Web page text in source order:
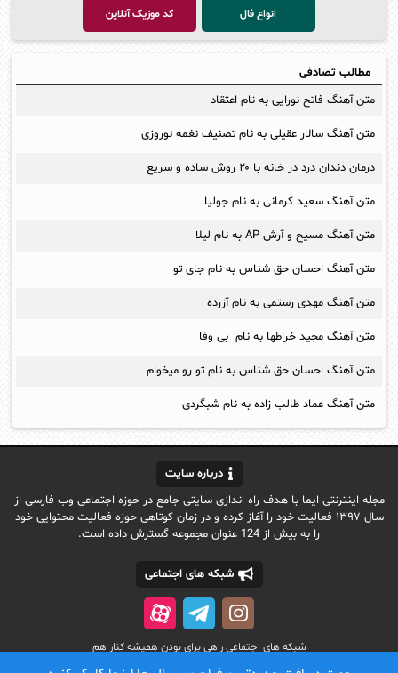
انواع فال کد موزیک آنلاین
مطالب تصادفی
متن آهنگ فاتح نورایی به نام اعتقاد
متن آهنگ سالار عقیلی به نام تصنیف نغمه نوروزی
درمان دندان درد در خانه با ۲۰ روش ساده و سریع
متن آهنگ سعید کرمانی به نام جولیا
متن آهنگ مسیح و آرش AP به نام لیلا
متن آهنگ احسان حق شناس به نام جای تو
متن آهنگ مهدی رستمی به نام آزرده
متن آهنگ مجید خراطها به نام بی وفا
متن آهنگ احسان حق شناس به نام تو رو میخوام
متن آهنگ عماد طالب زاده به نام شبگردی
درباره سایت
مجله اینترنتی ایما با هدف راه اندازی سایتی جامع در حوزه اجتماعی وب فارسی از
سال ۱۳۹۷ فعالیت خود را آغاز کرده و در زمان کوتاهی حوزه فعالیت محتوایی خود
را به بیش از 124 عنوان مجموعه گسترش داده است.
شبکه های اجتماعی
شبکه های اجتماعی راهی برای بودن همیشه کنار هم